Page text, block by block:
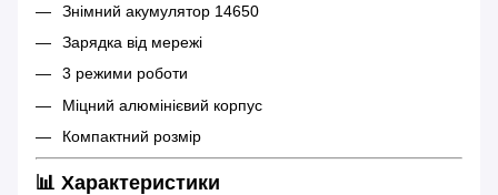
Знімний акумулятор 14650
Зарядка від мережі
3 режими роботи
Міцний алюмінієвий корпус
Компактний розмір
📊 Характеристики